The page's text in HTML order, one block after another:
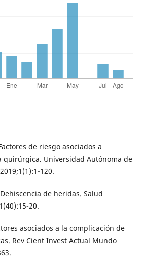
de riesgo asociados a
quirúrgica. Universidad Autónoma de
120.
de heridas. Salud
20.
asociados a la complicación de
Rev Cient Invest Actual Mundo